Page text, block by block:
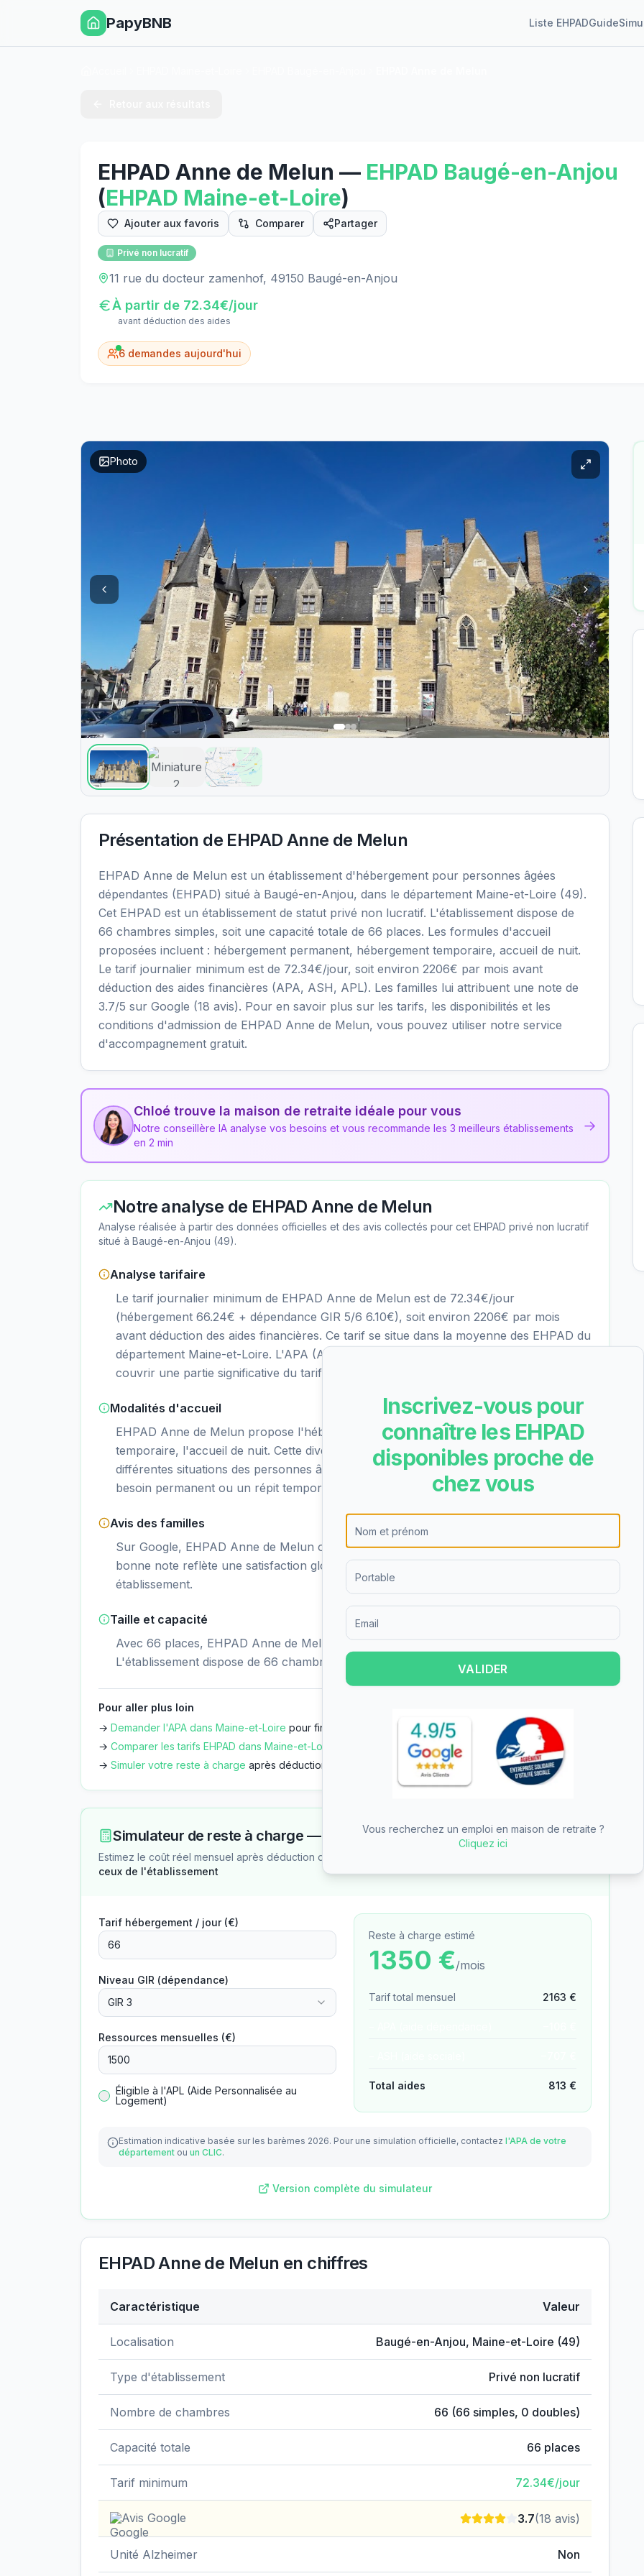
PapyBNB Liste EHPADGuide
EHPAD Anne de Melun — EHPAD Baugé-en-Anjou
(EHPAD Maine-et-Loire)
Ajouter aux favoris Comparer Partager
Privé non lucratif
11 rue du docteur zamenhof, 49150 Baugé-en-Anjou
À partir de 72.34€/jour
avant déduction des aides
6 demandes aujourd'hui
Photo
Présentation de EHPAD Anne de Melun
EHPAD Anne de Melun est un établissement d'hébergement pour personnes âgées
dépendantes (EHPAD) situé à Baugé-en-Anjou, dans le département Maine-et-Loire (49).
Cet EHPAD est un établissement de statut privé non lucratif. L'établissement dispose de
66 chambres simples, soit une capacité totale de 66 places. Les formules d'accueil
proposées incluent : hébergement permanent, hébergement temporaire, accueil de nuit.
Le tarif journalier minimum est de 72.34€/jour, soit environ 2206€ par mois avant
déduction des aides financières (APA, ASH, APL). Les familles lui attribuent une note de
3.7/5 sur Google (18 avis). Pour en savoir plus sur les tarifs, les disponibilités et les
conditions d'admission de EHPAD Anne de Melun, vous pouvez utiliser notre service
d'accompagnement gratuit.
Chloé trouve la maison de retraite idéale pour vous
Notre conseillère IA analyse vos besoins et vous recommande les 3 meilleurs établissements
en 2 min
→
Notre analyse de EHPAD Anne de Melun
Analyse réalisée à partir des données officielles et des avis collectés pour cet EHPAD privé non lucratif
situé à Baugé-en-Anjou (49).
Analyse tarifaire
Le tarif journalier minimum de EHPAD Anne de Melun est de 72.34€/jour
(hébergement 66.24€ + dépendance GIR 5/6 6.10€), soit environ 2206€ par mois
avant déduction des aides financières. Ce tarif se situe dans la moyenne des EHPAD du
département Maine-et-Loire. L'APA (Allocation Personnalisée d'Autonomie) peut
couvrir une partie significative du tarif dépendance.
Modalités d'accueil
EHPAD Anne de Melun propose l'hébergement permanent, l'hébergement
temporaire, l'accueil de nuit. Cette diversité d'offres permet de s'adapter aux
différentes situations des personnes âgées et de leurs familles, que ce soit pour un
besoin permanent ou un répit temporaire.
Avis des familles
Sur Google, EHPAD Anne de Melun obtient une note de 3.7/5 basée sur 18 avis. Cette
bonne note reflète une satisfaction globale des familles qui ont choisi cet
établissement.
Taille et capacité
Avec 66 places, EHPAD Anne de Melun est un établissement de taille moyenne.
L'établissement dispose de 66 chambres.
Pour aller plus loin
→ Demander l'APA dans Maine-et-Loire pour financer une partie du tarif dépendance
→ Comparer les tarifs EHPAD dans Maine-et-Loire
→ Simuler votre reste à charge après déduction des aides
Simulateur de reste à charge — EHPAD Anne de Melun
Estimez le coût réel mensuel après déduction des aides (APA, APL, ASH)
ceux de l'établissement
Tarif hébergement / jour (€)
Niveau GIR (dépendance)
GIR 3
Ressources mensuelles (€)
Éligible à l'APL (Aide Personnalisée au
Logement)
Reste à charge estimé
1350 €/mois
Tarif total mensuel 2163 €
Total aides 813 €
Estimation indicative basée sur les barèmes 2026. Pour une simulation officielle, contactez l'APA de votre
département ou un CLIC.
Version complète du simulateur
EHPAD Anne de Melun en chiffres
Caractéristique Valeur
Localisation Baugé-en-Anjou, Maine-et-Loire (49)
Type d'établissement Privé non lucratif
Nombre de chambres 66 (66 simples, 0 doubles)
Capacité totale 66 places
Tarif minimum 72.34€/jour
Avis Google 3.7(18 avis)
Unité Alzheimer Non
Inscrivez-vous pour
connaître les EHPAD
disponibles proche de
chez vous
VALIDER
Vous recherchez un emploi en maison de retraite ?
Cliquez ici